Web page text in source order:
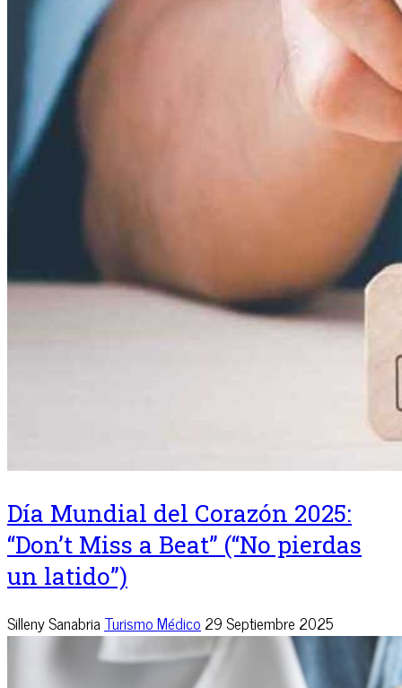
Día Mundial del Corazón 2025:
“Don’t Miss a Beat” (“No pierdas
un latido”)
Silleny SanabriaTurismo Médico 29 Septiembre 2025